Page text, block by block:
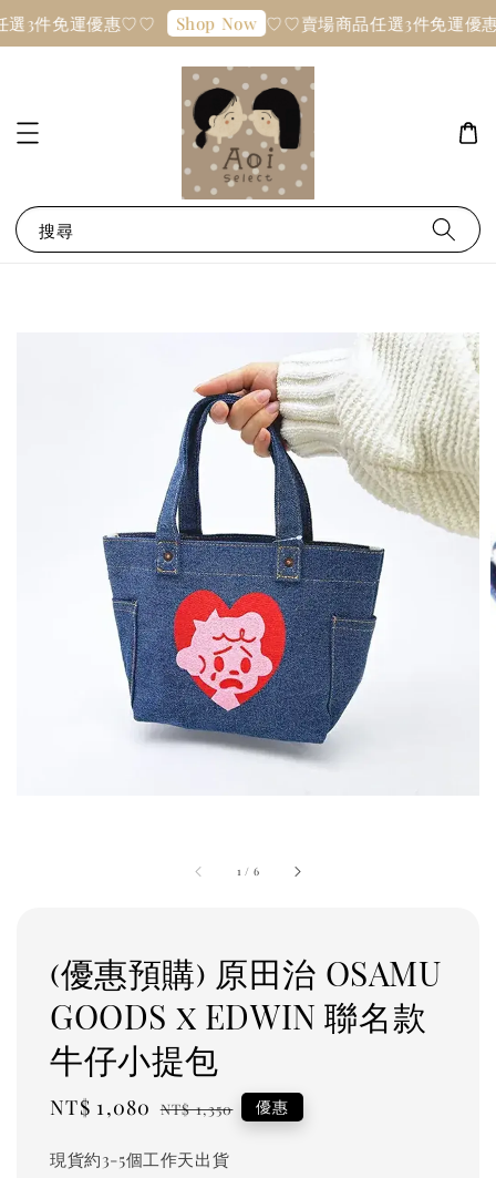
3件免運優惠♡♡ Shop Now ♡♡賣場商品任選3件免運優
搜尋
1 / 6
(優惠預購) 原田治 OSAMU
GOODS x EDWIN 聯名款
牛仔小提包
Sale
NT$ 1,080 Regular
NT$ 1,350 優惠
現貨約3-5個工作天出貨